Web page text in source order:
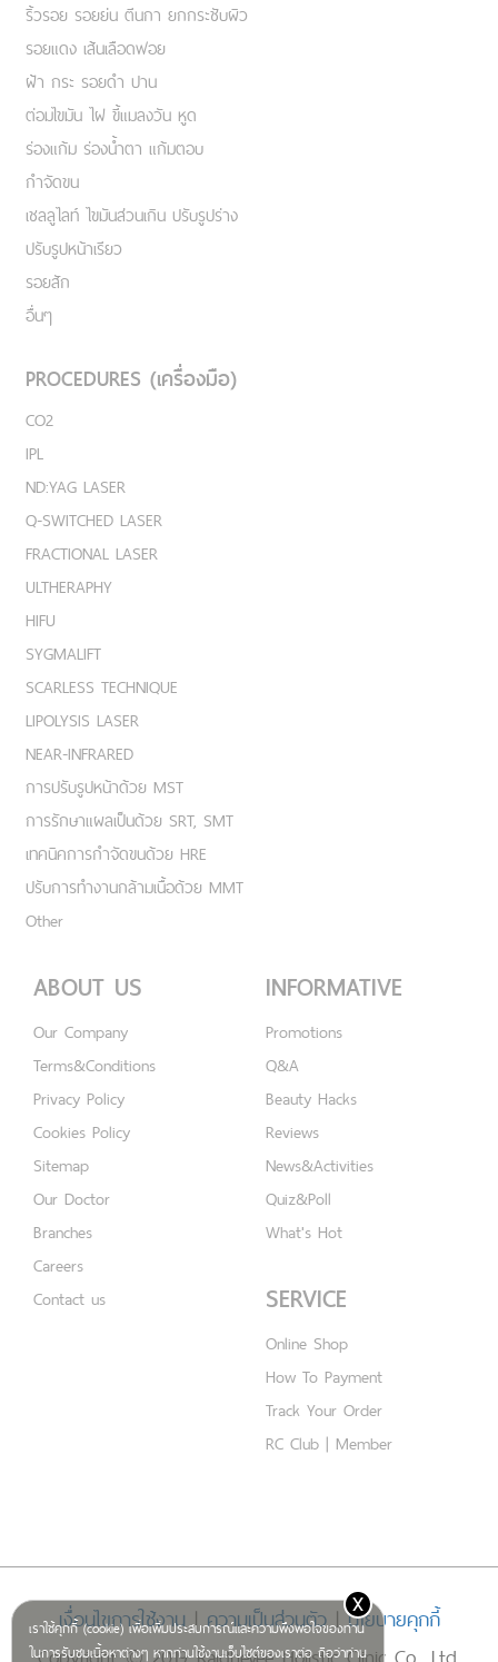
เราใช้คุกกี้ (cookie) เพื่อเพิ่มประสบการณ์และความพึงพอใจของท่าน
ในการรับชมเนื้อหาต่างๆ หากท่านใช้งานเว็บไซต์ของเราต่อ ถือว่าท่าน
x
ริ้วรอย รอยย่น ตีนกา ยกกระชับผิว
รอยแดง เส้นเลือดฟอย
ฝ้า กระ รอยดำ ปาน
ต่อมไขมัน ไฝ ขี้แมลงวัน หูด
ร่องแก้ม ร่องน้ำตา แก้มตอบ
กำจัดขน
เชลลูไลท์ ไขมันส่วนเกิน ปรับรูปร่าง
ปรับรูปหน้าเรียว
รอยสัก
อื่นๆ
PROCEDURES (เครื่องมือ)
CO2
IPL
ND:YAG LASER
Q-SWITCHED LASER
FRACTIONAL LASER
ULTHERAPHY
HIFU
SYGMALIFT
SCARLESS TECHNIQUE
LIPOLYSIS LASER
NEAR-INFRARED
การปรับรูปหน้าด้วย MST
การรักษาแผลเป็นด้วย SRT, SMT
เทคนิคการกำจัดขนด้วย HRE
ปรับการทำงานกล้ามเนื้อด้วย MMT
Other
ABOUT US
Our Company
Terms&Conditions
Privacy Policy
Cookies Policy
Sitemap
Our Doctor
Branches
Careers
Contact us
INFORMATIVE
Promotions
Q&A
Beauty Hacks
Reviews
News&Activities
Quiz&Poll
What's Hot
SERVICE
Online Shop
How To Payment
Track Your Order
RC Club | Member
เงื่อนไขการใช้งาน|ความเป็นส่วนตัว|นโยบายคุกกี้